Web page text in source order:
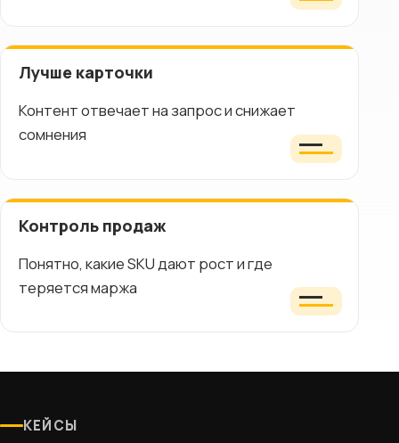
Лучше карточки
Контент отвечает на запрос и снижает
сомнения
Контроль продаж
Понятно, какие SKU дают рост и где
теряется маржа
КЕЙСЫ